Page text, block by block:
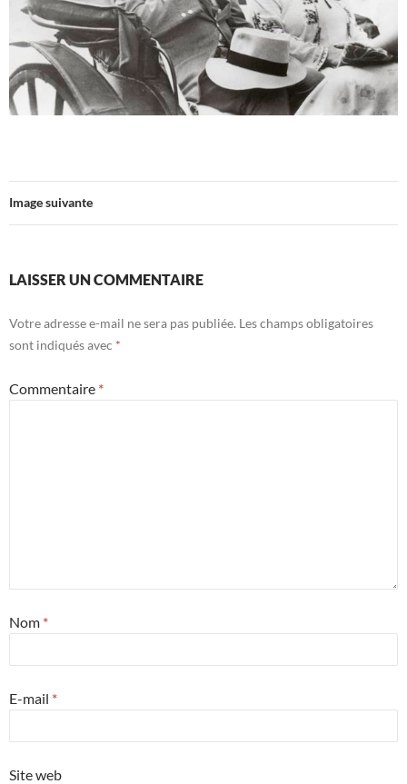
Image suivante
LAISSER UN COMMENTAIRE
Votre adresse e-mail ne sera pas publiée. Les champs obligatoires
sont indiqués avec *
Commentaire *
Nom *
E-mail *
Site web